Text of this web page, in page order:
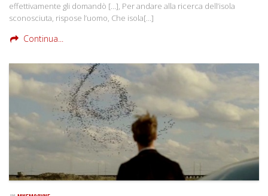
effettivamente gli domandò […], Per andare alla ricerca dell’isola
sconosciuta, rispose l’uomo, Che isola[…]
Continua...